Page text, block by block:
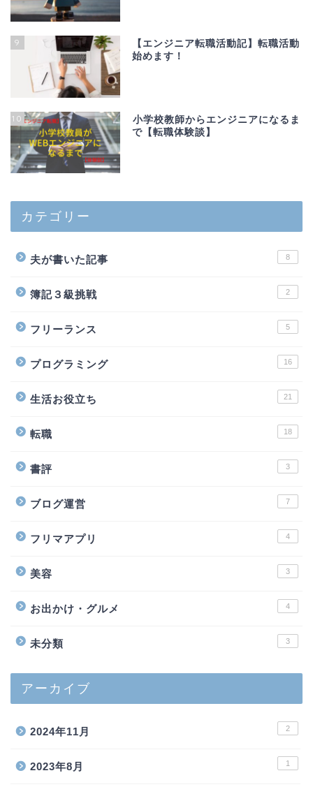
9
【エンジニア転職活動記】転職活動
始めます！
10
小学校教師からエンジニアになるま
で【転職体験談】
カテゴリー
夫が書いた記事 8
簿記３級挑戦 2
フリーランス 5
プログラミング 16
生活お役立ち 21
転職 18
書評 3
ブログ運営 7
フリマアプリ 4
美容 3
お出かけ・グルメ 4
未分類 3
アーカイブ
2024年11月 2
2023年8月 1